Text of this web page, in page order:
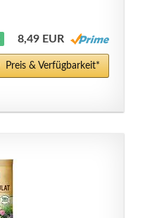
8,49 EUR
Preis & Verfügbarkeit*